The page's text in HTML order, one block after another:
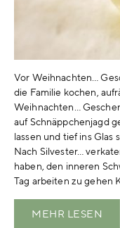
Vor Weihnachten…
die Familie kochen,
Weihnachten…
auf Schnäppchenjagd
lassen und tief ins Glas
Nach Silvester…
haben, den inneren
Tag arbeiten zu gehen
MEHR LESEN